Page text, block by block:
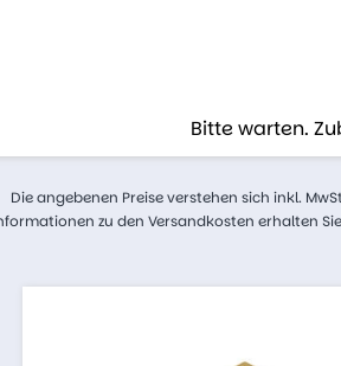
Bitte warten.
Die angebenen Preise verstehen sich inkl.
zu den Versandkosten erhalten